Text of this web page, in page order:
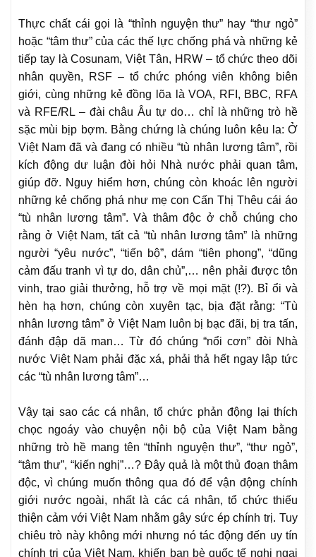
Thực chất cái gọi là “thỉnh nguyện thư” hay “thư ngỏ”
hoặc “tâm thư” của các thế lực chống phá và những kẻ
tiếp tay là Cosunam, Việt Tân, HRW – tổ chức theo dõi
nhân quyền, RSF – tổ chức phóng viên không biên
giới, cùng những kẻ đồng lõa là VOA, RFI, BBC, RFA
và RFE/RL – đài châu Âu tự do… chỉ là những trò hề
sặc mùi bịp bợm. Bằng chứng là chúng luôn kêu la: Ở
Việt Nam đã và đang có nhiều “tù nhân lương tâm”, rồi
kích động dư luận đòi hỏi Nhà nước phải quan tâm,
giúp đỡ. Nguy hiểm hơn, chúng còn khoác lên người
những kẻ chống phá như mẹ con Cấn Thị Thêu cái áo
“tù nhân lương tâm”. Và thâm độc ở chỗ chúng cho
rằng ở Việt Nam, tất cả “tù nhân lương tâm” là những
người “yêu nước”, “tiến bộ”, dám “tiên phong”, “dũng
cảm đấu tranh vì tự do, dân chủ”,… nên phải được tôn
vinh, trao giải thưởng, hỗ trợ về mọi mặt (!?). Bỉ ổi và
hèn hạ hơn, chúng còn xuyên tạc, bịa đặt rằng: “Tù
nhân lương tâm” ở Việt Nam luôn bị bạc đãi, bị tra tấn,
đánh đập dã man… Từ đó chúng “nổi cơn” đòi Nhà
nước Việt Nam phải đặc xá, phải thả hết ngay lập tức
các “tù nhân lương tâm”…
Vậy tại sao các cá nhân, tổ chức phản động lại thích
chọc ngoáy vào chuyện nội bộ của Việt Nam bằng
những trò hề mang tên “thỉnh nguyện thư”, “thư ngỏ”,
“tâm thư”, “kiến nghị”…? Đây quả là một thủ đoạn thâm
độc, vì chúng muốn thông qua đó để vận động chính
giới nước ngoài, nhất là các cá nhân, tổ chức thiếu
thiện cảm với Việt Nam nhằm gây sức ép chính trị. Tuy
chiêu trò này không mới nhưng nó tác động đến uy tín
chính trị của Việt Nam, khiến bạn bè quốc tế nghi ngại